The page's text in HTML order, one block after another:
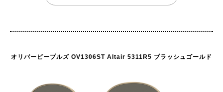
オリバーピープルズ OV1306ST Altair 5311R5 ブラッシュゴールド